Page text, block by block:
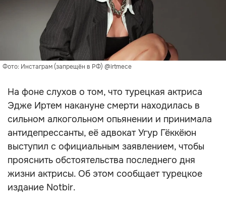
Фото: Инстаграм (запрещён в РФ) @irtmece
На фоне слухов о том, что турецкая актриса
Эдже Иртем накануне смерти находилась в
сильном алкогольном опьянении и принимала
антидепрессанты, её адвокат Угур Гёккёюн
выступил с официальным заявлением, чтобы
прояснить обстоятельства последнего дня
жизни актрисы. Об этом сообщает турецкое
издание Notbir.